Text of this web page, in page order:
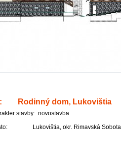
Rodinný dom, Lukovištia
stavby: novostavba
Lukovištia, okr. Rimavská Sobota